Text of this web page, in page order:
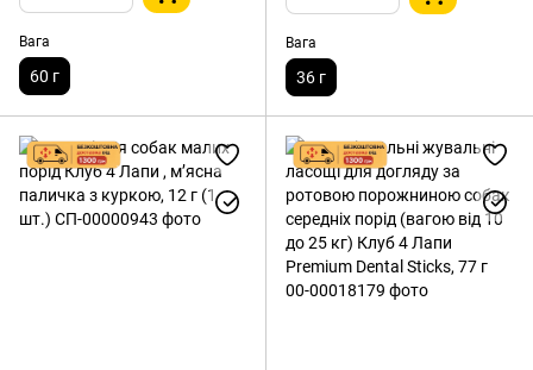
Вага
60 г
Вага
36 г